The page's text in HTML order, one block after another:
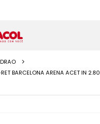
BARCELONA ARENA ACET IN 2.80